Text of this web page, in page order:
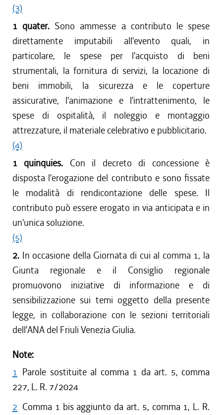
(3)
1 quater. Sono ammesse a contributo le spese
direttamente imputabili all'evento quali, in
particolare, le spese per l'acquisto di beni
strumentali, la fornitura di servizi, la locazione di
beni immobili, la sicurezza e le coperture
assicurative, l'animazione e l'intrattenimento, le
spese di ospitalità, il noleggio e montaggio
attrezzature, il materiale celebrativo e pubblicitario.
(4)
1 quinquies. Con il decreto di concessione è
disposta l'erogazione del contributo e sono fissate
le modalità di rendicontazione delle spese. Il
contributo può essere erogato in via anticipata e in
un'unica soluzione.
(5)
2. In occasione della Giornata di cui al comma 1, la
Giunta regionale e il Consiglio regionale
promuovono iniziative di informazione e di
sensibilizzazione sui temi oggetto della presente
legge, in collaborazione con le sezioni territoriali
dell'ANA del Friuli Venezia Giulia.
Note:
1 Parole sostituite al comma 1 da art. 5, comma
227, L. R. 7/2024
2 Comma 1 bis aggiunto da art. 5, comma 1, L. R.